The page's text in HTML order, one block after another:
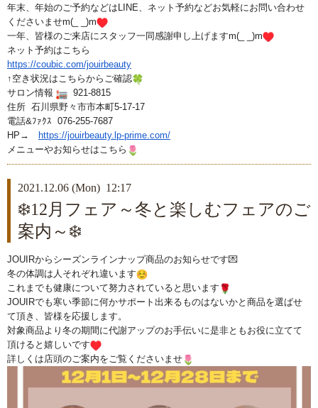
年末、年始のご予約などはLINE、ネット予約などお気軽にお問い合わせ
くださいませm(_ _)m
一年、皆様のご来店にスタッフ一同感謝申し上げますm(_ _)m
ネット予約はこちら
https://coubic.com/jouirbeauty
↑空き状況はこちらからご確認
サロン情報
921-8815
住所 石川県野々市市本町5-17-17
電話&ﾌｧｸｽ 076-255-7687
HP→
https://jouirbeauty.lp-prime.com/
メニューやお知らせはこちら
2021.12.06 (Mon) 12:17
❄️12月フェア～冬と楽しむフェアのご
案内～❄️
JOUIRからシーズンラインナップ商品のお知らせです💌
冬の体調は人それぞれ違います
これまでも健康について努力されていると思います
JOUIRでも寒い季節に何かサポート出来るものはないかと商品を選ばせ
て頂き、皆様を応援します。
対象商品より冬の期間に代謝アップのお手伝いに是非ともお役に立てて
頂けると嬉しいです
詳しくは店頭のご案内をご覧くださいませ